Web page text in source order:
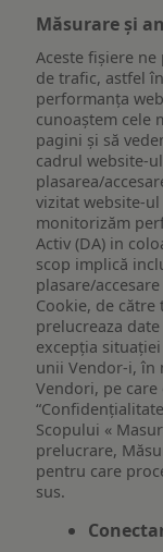
Măsurare și
Aceste fișiere
de trafic, astfel
performanța
cunoaștem cele
pagini și să
cadrul website-
plasarea/
vizitat website-
monitorizăm
Activ (DA) in
scop implică
plasare/
Cookie, de
prelucreaza
excepția
unii Vendor-i, în
Vendori, pe
Scopului «
prelucrare,
pentru care
sus.